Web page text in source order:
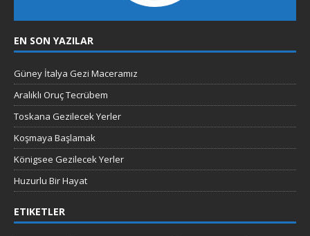
EN SON YAZILAR
Güney İtalya Gezi Maceramız
Aralıklı Oruç Tecrübem
Toskana Gezilecek Yerler
Koşmaya Başlamak
Königsee Gezilecek Yerler
Huzurlu Bir Hayat
ETIKETLER